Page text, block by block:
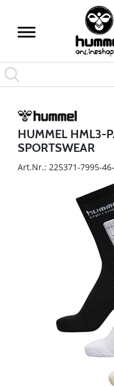
HUMMEL HML3-
SPORTSWEAR
Art.Nr.: 225371-7995-